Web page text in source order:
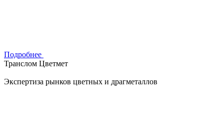
Подробнее
Транслом Цветмет
Экспертиза рынков цветных и драгметаллов